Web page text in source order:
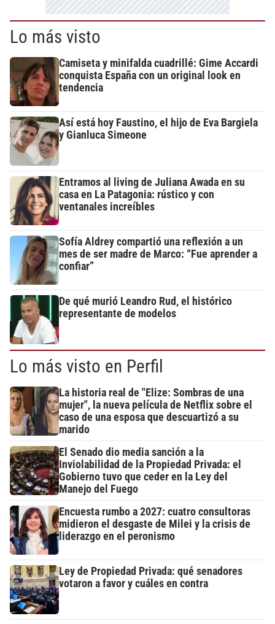
Lo más visto
Camiseta y minifalda cuadrillé: Gime Accardi
conquista España con un original look en
tendencia
Así está hoy Faustino, el hijo de Eva Bargiela
y Gianluca Simeone
Entramos al living de Juliana Awada en su
casa en La Patagonia: rústico y con
ventanales increíbles
Sofía Aldrey compartió una reflexión a un
mes de ser madre de Marco: “Fue aprender a
confiar”
De qué murió Leandro Rud, el histórico
representante de modelos
Lo más visto en Perfil
La historia real de "Elize: Sombras de una
mujer", la nueva película de Netflix sobre el
caso de una esposa que descuartizó a su
marido
El Senado dio media sanción a la
Inviolabilidad de la Propiedad Privada: el
Gobierno tuvo que ceder en la Ley del
Manejo del Fuego
Encuesta rumbo a 2027: cuatro consultoras
midieron el desgaste de Milei y la crisis de
liderazgo en el peronismo
Ley de Propiedad Privada: qué senadores
votaron a favor y cuáles en contra